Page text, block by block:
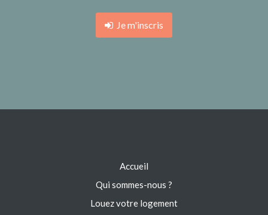
Je m'inscris
Accueil
Qui sommes-nous ?
Louez votre logement